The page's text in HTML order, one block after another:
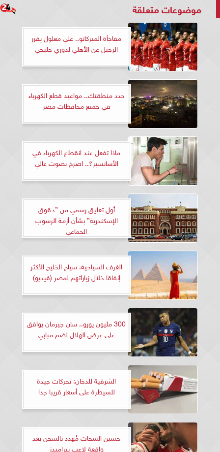
موضوعات متعلقة
مفاجأة الميركاتو.. علي معلول يقرر
الرحيل عن الأهلي لدوري خليجي
حدد منطقتك.. مواعيد قطع الكهرباء
في جميع محافظات مصر
ماذا تفعل عند انقطاع الكهرباء في
الأسانسير؟.. اصرخ بصوت عالي
أول تعليق رسمي من ”حقوق
الإسكندرية” بشأن أزمة الرسوب
الجماعي
الغرف السياحية: سياح الخليج الأكثر
إنفاقا خلال زياراتهم لمصر (فيديو)
300 مليون يورو.. سان جيرمان يوافق
على عرض الهلال لضم مبابي
الشرقية للدخان: تحركات جيدة
للسيطرة على أسعار قريبا جدا
حسين الشحات مُهدد بالسجن بعد
واقعة لاعب بيراميدز